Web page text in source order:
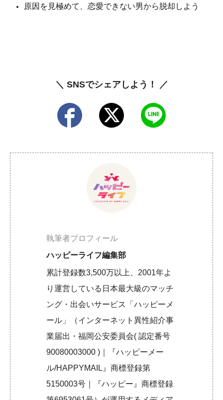
原因を見極めて、恋愛できない男から脱却しよう
＼ SNSでシェアしよう！ ／
執筆者プロフィール
ハッピーライフ編集部
累計登録数3,500万以上、2001年よ
り運営している日本最大級のマッチ
ング・出会いサービス「ハッピーメ
ール」（インターネット異性紹介事
業届出・福岡公安委員会( 認定番号
90080003000 )｜『ハッピーメー
ル/HAPPYMAIL』商標登録第
5150003号｜『ハッピー』商標登録